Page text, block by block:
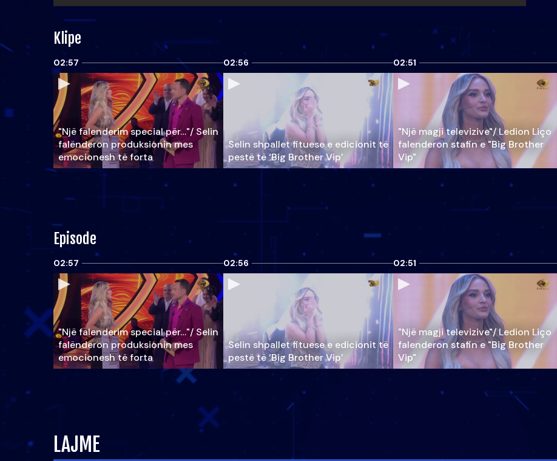
Klipe
02:57
"Një falenderim special për…"/ Selin
falënderon produksionin mes
emocionesh të forta
02:56
Selin shpallet fituese e edicionit të
pestë të ‘Big Brother Vip’
02:51
"Një magji televizive"/ Ledion Liço
falenderon stafin e "Big Brother
Vip"
Episode
02:57
"Një falenderim special për…"/ Selin
falënderon produksionin mes
emocionesh të forta
02:56
Selin shpallet fituese e edicionit të
pestë të ‘Big Brother Vip’
02:51
"Një magji televizive"/ Ledion Liço
falenderon stafin e "Big Brother
Vip"
LAJME